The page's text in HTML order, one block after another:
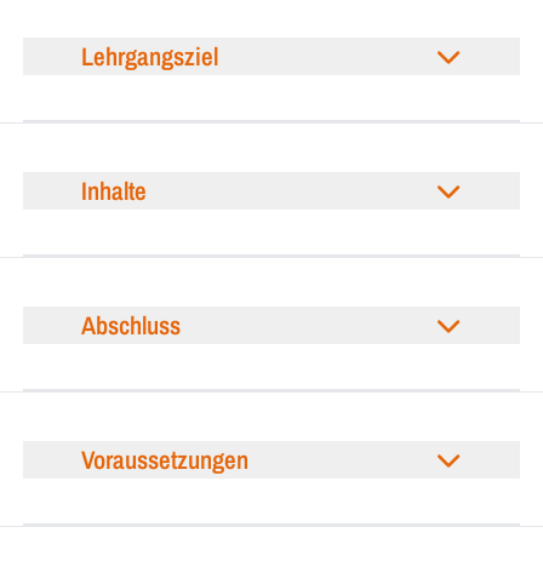
Lehrgangsziel
Inhalte
Abschluss
Voraussetzungen